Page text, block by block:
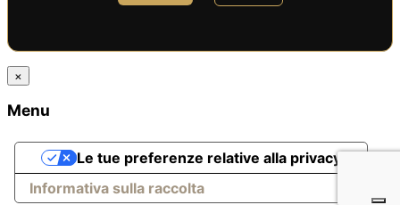
×
Menu
Informativa sulla raccolta
Le tue preferenze relative alla privacy